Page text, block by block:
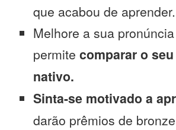
que acabou de aprender.
Melhore a sua
permite comparar o
nativo.
Sinta-se motivado a
darão prêmios de